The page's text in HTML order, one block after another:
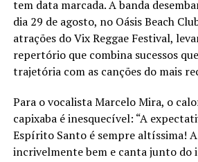
nacional chegar. Ela e acentuou em
indicação a prêmios de revelação
sua carreira ainda jovem, já fez
nomes como Bruno & Marrone,
Mateus, Maiara & Maraísa, Anitta e
“MiotoTerapia” e lançou a primeira
Amor”. Além dela, “MiotoTerapia”
canções: “Parquinho”, “Princesa” e
surpresas.
tem data marcada. A banda
dia 29 de agosto, no Oásis Beach
atrações do Vix Reggae Festival,
repertório que combina sucessos
trajetória com as canções do mais
Para o vocalista Marcelo Mira, o
capixaba é inesquecível: “A
Espírito Santo é sempre altíssima!
incrivelmente bem e canta junto do